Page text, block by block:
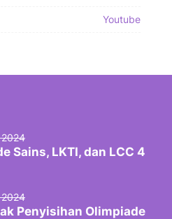
Youtube
Sains, LKTI, dan LCC 4
Penyisihan Olimpiade